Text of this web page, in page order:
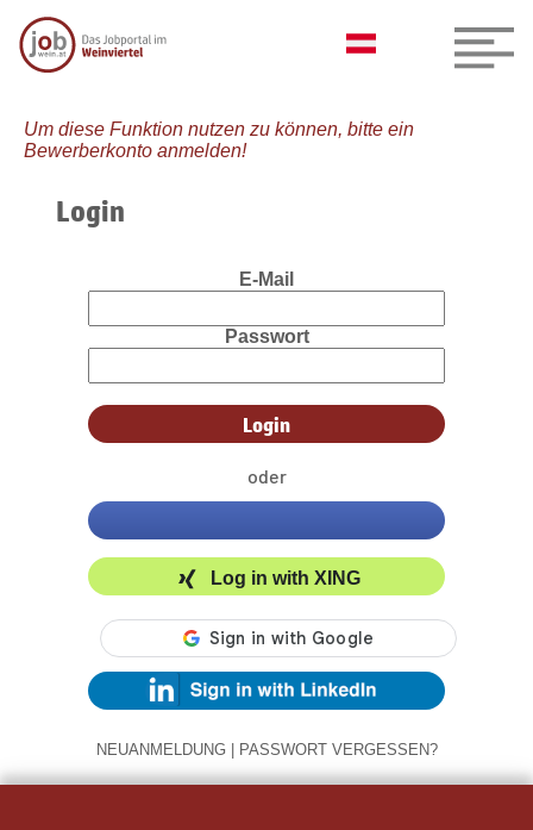
Um diese Funktion nutzen zu können, bitte ein
Bewerberkonto anmelden!
Login
E-Mail
Passwort
oder
Log in with XING
NEUANMELDUNG | PASSWORT VERGESSEN?